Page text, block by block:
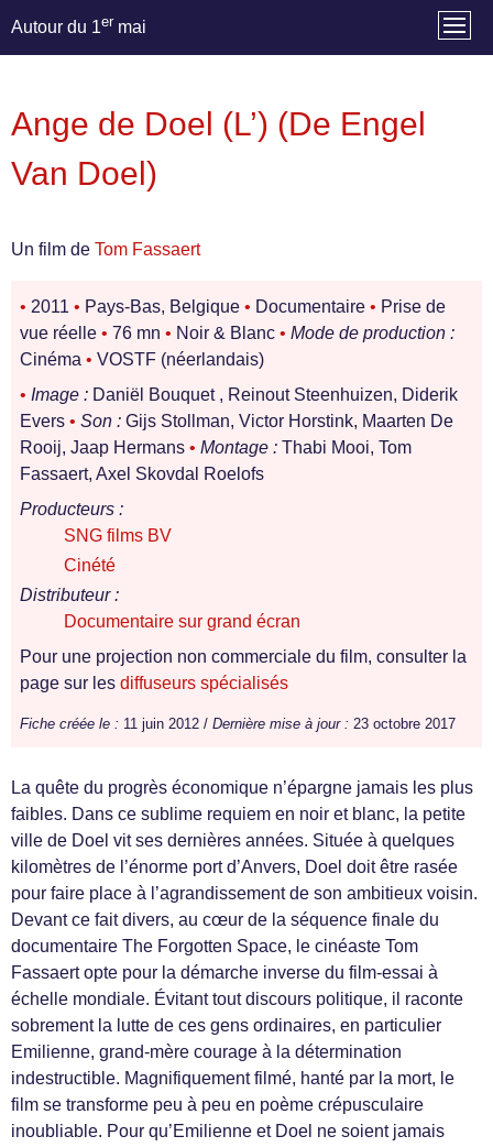
Autour du 1er mai
Ange de Doel (L’) (De Engel
Van Doel)
Un film de Tom Fassaert
• 2011 • Pays-Bas, Belgique • Documentaire • Prise de
vue réelle • 76 mn • Noir & Blanc • Mode de production :
Cinéma • VOSTF (néerlandais)
• Image : Daniël Bouquet , Reinout Steenhuizen, Diderik
Evers • Son : Gijs Stollman, Victor Horstink, Maarten De
Rooij, Jaap Hermans • Montage : Thabi Mooi, Tom
Fassaert, Axel Skovdal Roelofs
Producteurs :
SNG films BV
Cinété
Distributeur :
Documentaire sur grand écran
Pour une projection non commerciale du film, consulter la
page sur les diffuseurs spécialisés
Fiche créée le : 11 juin 2012 / Dernière mise à jour : 23 octobre 2017
La quête du progrès économique n’épargne jamais les plus
faibles. Dans ce sublime requiem en noir et blanc, la petite
ville de Doel vit ses dernières années. Située à quelques
kilomètres de l’énorme port d’Anvers, Doel doit être rasée
pour faire place à l’agrandissement de son ambitieux voisin.
Devant ce fait divers, au cœur de la séquence finale du
documentaire The Forgotten Space, le cinéaste Tom
Fassaert opte pour la démarche inverse du film-essai à
échelle mondiale. Évitant tout discours politique, il raconte
sobrement la lutte de ces gens ordinaires, en particulier
Emilienne, grand-mère courage à la détermination
indestructible. Magnifiquement filmé, hanté par la mort, le
film se transforme peu à peu en poème crépusculaire
inoubliable. Pour qu’Emilienne et Doel ne soient jamais